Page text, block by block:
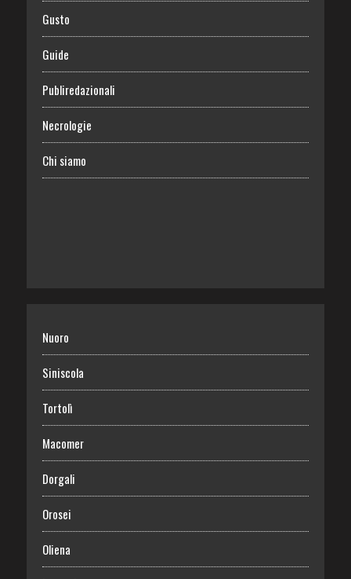
Gusto
Guide
Publiredazionali
Necrologie
Chi siamo
Nuoro
Siniscola
Tortolì
Macomer
Dorgali
Orosei
Oliena